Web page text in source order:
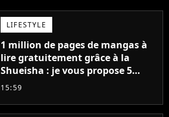
LIFESTYLE
1 million de pages de mangas à
lire gratuitement grâce à la
Shueisha : je vous propose 5
mangas jamais sortis en France
15:59